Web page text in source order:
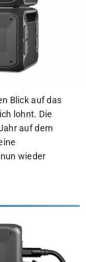
Blick auf das
lohnt. Die
auf dem
wieder